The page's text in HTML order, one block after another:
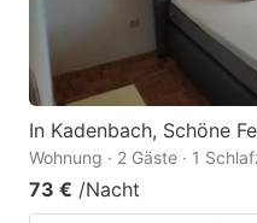
In Kadenbach, Schöne
Wohnung · 2 Gäste · 1
73 € /Nacht